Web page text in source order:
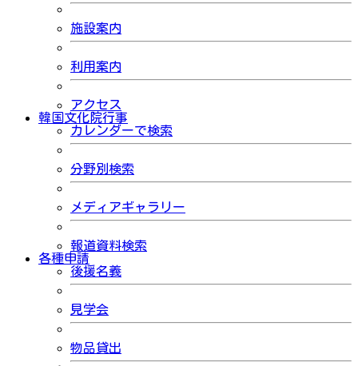
施設案内
利用案内
アクセス
韓国文化院行事
カレンダーで検索
分野別検索
メディアギャラリー
報道資料検索
各種申請
後援名義
見学会
物品貸出